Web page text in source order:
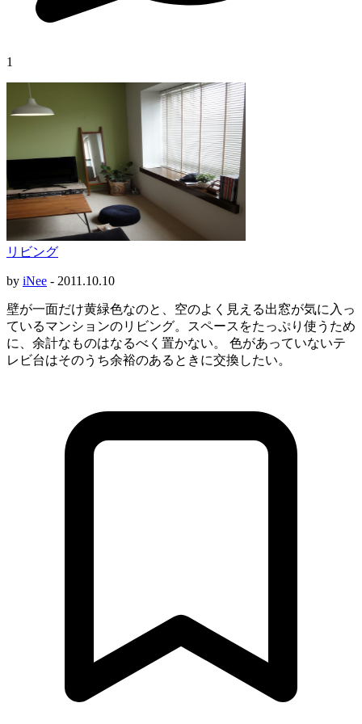
1
リビング
by iNee - 2011.10.10
壁が一面だけ黄緑色なのと、空のよく見える出窓が気に入っ
ているマンションのリビング。スペースをたっぷり使うため
に、余計なものはなるべく置かない。 色があっていないテ
レビ台はそのうち余裕のあるときに交換したい。